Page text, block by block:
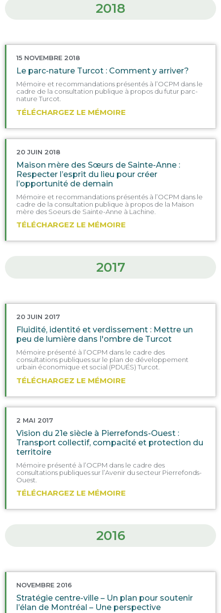
2018
15 NOVEMBRE 2018
Le parc-nature Turcot : Comment y arriver?
Mémoire et recommandations présentés à l’OCPM dans le
cadre de la consultation publique à propos du futur parc-
nature Turcot.
TÉLÉCHARGEZ LE MÉMOIRE
20 JUIN 2018
Maison mère des Sœurs de Sainte-Anne :
Respecter l’esprit du lieu pour créer
l’opportunité de demain
Mémoire et recommandations présentés à l’OCPM dans le
cadre de la consultation publique à propos de la Maison
mère des Soeurs de Sainte-Anne à Lachine.
TÉLÉCHARGEZ LE MÉMOIRE
2017
20 JUIN 2017
Fluidité, identité et verdissement : Mettre un
peu de lumière dans l'ombre de Turcot
Mémoire présenté à l’OCPM dans le cadre des
consultations publiques sur le plan de développement
urbain économique et social (PDUÉS) Turcot.
TÉLÉCHARGEZ LE MÉMOIRE
2 MAI 2017
Vision du 21e siècle à Pierrefonds-Ouest :
Transport collectif, compacité et protection du
territoire
Mémoire présenté à l’OCPM dans le cadre des
consultations publiques sur l’Avenir du secteur Pierrefonds-
Ouest.
TÉLÉCHARGEZ LE MÉMOIRE
2016
NOVEMBRE 2016
Stratégie centre-ville – Un plan pour soutenir
l’élan de Montréal – Une perspective